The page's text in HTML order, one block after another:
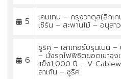
5 เคมเทน – กรุงวาดุส(ลิกเ
เซิร์น – สะพานไม้ – อนุสา
6
ซูริค – เลาเทอร์บรุนเนน –
– นั่งรถไฟพิชิตยอดเขาจุง
แข็ง1,000 ปี – V-
ลาเก้น – ซูริค